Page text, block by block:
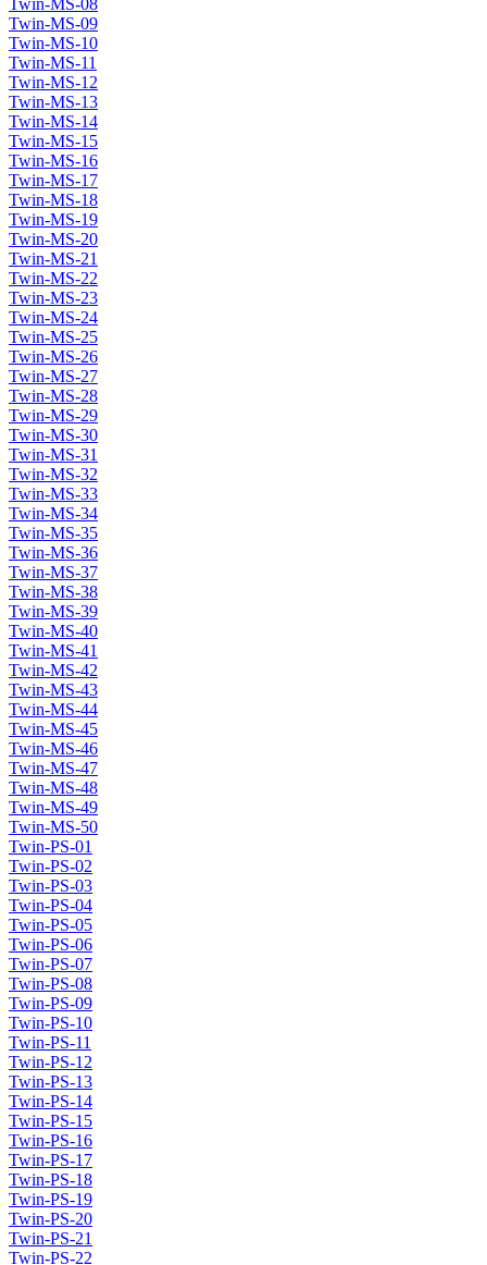
Twin-MS-09
Twin-MS-10
Twin-MS-11
Twin-MS-12
Twin-MS-13
Twin-MS-14
Twin-MS-15
Twin-MS-16
Twin-MS-17
Twin-MS-18
Twin-MS-19
Twin-MS-20
Twin-MS-21
Twin-MS-22
Twin-MS-23
Twin-MS-24
Twin-MS-25
Twin-MS-26
Twin-MS-27
Twin-MS-28
Twin-MS-29
Twin-MS-30
Twin-MS-31
Twin-MS-32
Twin-MS-33
Twin-MS-34
Twin-MS-35
Twin-MS-36
Twin-MS-37
Twin-MS-38
Twin-MS-39
Twin-MS-40
Twin-MS-41
Twin-MS-42
Twin-MS-43
Twin-MS-44
Twin-MS-45
Twin-MS-46
Twin-MS-47
Twin-MS-48
Twin-MS-49
Twin-MS-50
Twin-PS-01
Twin-PS-02
Twin-PS-03
Twin-PS-04
Twin-PS-05
Twin-PS-06
Twin-PS-07
Twin-PS-08
Twin-PS-09
Twin-PS-10
Twin-PS-11
Twin-PS-12
Twin-PS-13
Twin-PS-14
Twin-PS-15
Twin-PS-16
Twin-PS-17
Twin-PS-18
Twin-PS-19
Twin-PS-20
Twin-PS-21
Twin-PS-22